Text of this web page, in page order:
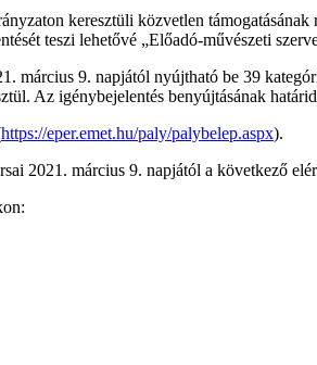
keresztüli közvetlen
teszi lehetővé „Előadó-művészeti
március 9. napjától nyújtható be 39
Az igénybejelentés benyújtásának
https://eper.emet.hu/paly/palybelep.aspx).
2021. március 9. napjától a következő